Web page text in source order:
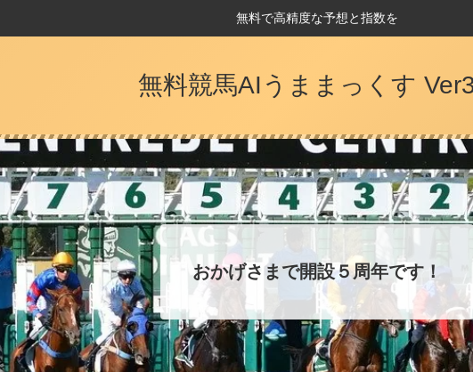
無料で高精度な予想と指数を
無料競馬AIうままっくす
おかげさまで開設５周年です！